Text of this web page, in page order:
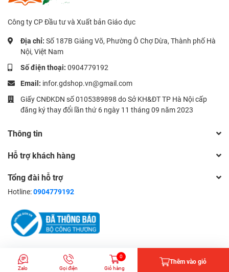
Công ty CP Đầu tư và Xuất bản Giáo dục
Địa chỉ: Số 187B Giảng Võ, Phường Ô Chợ Dừa, Thành phố Hà
Nội, Việt Nam
Số điện thoại: 0904779192
Email: infor.gdshop.vn@gmail.com
Giấy CNĐKDN số 0105389898 do Sở KH&ĐT TP Hà Nội cấp
đăng ký thay đổi lần thứ 6 ngày 11 tháng 09 năm 2023
Thông tin
Hỗ trợ khách hàng
Tổng đài hỗ trợ
Hotline:0904779192
© Bản quyền thuộc về Công ty CP Đầu tư và Xuất bản Giáo dục |
Cung cấp bởi
Sapo
Zalo Gọi điện
0
Giỏ hàng
Thêm vào giỏ